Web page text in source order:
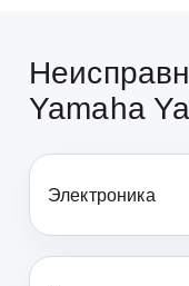
Yamaha
Электроника